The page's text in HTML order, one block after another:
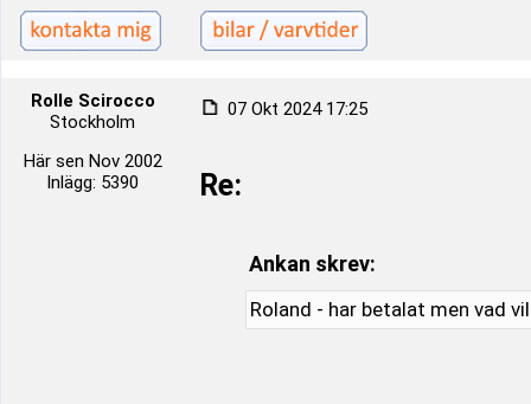
Rolle Scirocco
Stockholm
Här sen Nov 2002
Inlägg: 5390
07 Okt 2024 17:25
Re:
Ankan skrev:
Roland - har betalat men vad